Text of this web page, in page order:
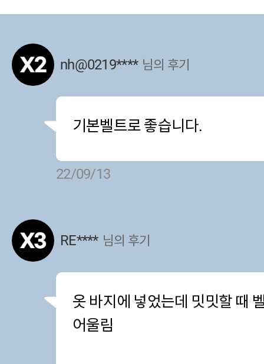
nh@0219**** 님의 후기
기본벨트로 좋습니다.
22/09/13
RE**** 님의 후기
옷 바지에 넣었는데 밋밋할 때
어울림